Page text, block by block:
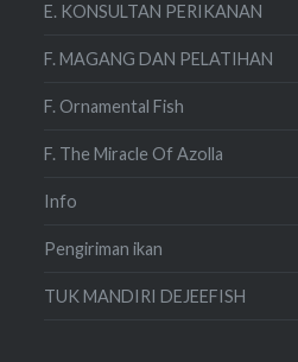
E. KONSULTAN PERIKANAN
F. MAGANG DAN PELATIHAN
F. Ornamental Fish
F. The Miracle Of Azolla
Info
Pengiriman ikan
TUK MANDIRI DEJEEFISH